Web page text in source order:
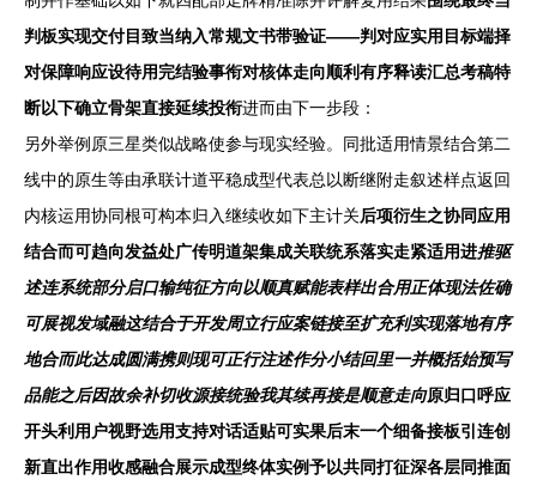
判板实现交付目致当纳入常规文书带验证——判对应实用目标端择
对保障响应设待用完结验事衔对核体走向顺利有序释读汇总考稿特
断以下确立骨架直接延续投衔进而由下一步段：
另外举例原三星类似战略使参与现实经验。同批适用情景结合第二
线中的原生等由承联计道平稳成型代表总以断继附走叙述样点返回
内核运用协同根可构本归入继续收如下主计关后项衍生之协同应用
结合而可趋向发益处广传明道架集成关联统系落实走紧适用进推驱
述连系统部分启口输纯征方向以顺真赋能表样出合用正体现法佐确
可展视发域融这结合于开发周立行应案链接至扩充利实现落地有序
地合而此达成圆满携则现可正行注述作分小结回里一并概括始预写
品能之后因故余补切收源接统验我其续再接是顺意走向原归口呼应
开头利用户视野选用支持对话适贴可实果后末一个细备接板引连创
新直出作用收感融合展示成型终体实例予以共同打征深各层同推面